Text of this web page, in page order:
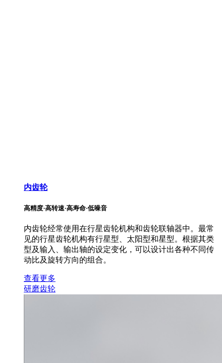
内齿轮
高精度·高转速·高寿命·低噪音
内齿轮经常使用在行星齿轮机构和齿轮联轴器中。最常
见的行星齿轮机构有行星型、太阳型和星型。根据其类
型及输入、输出轴的设定变化，可以设计出各种不同传
动比及旋转方向的组合。
查看更多
研磨齿轮